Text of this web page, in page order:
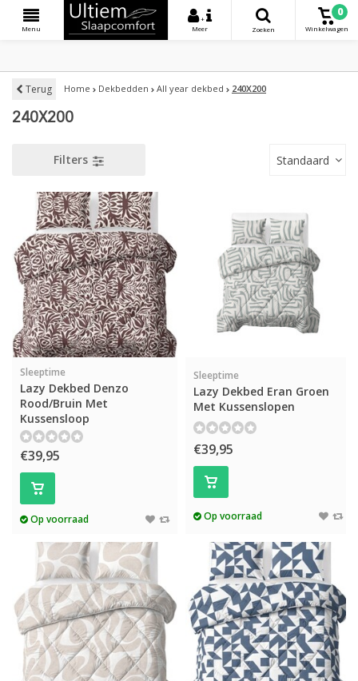
Menu
+
Meer
Zoeken
0
Winkelwagen
Terug Home Dekbedden All year dekbed 240X200
240X200
Filters Standaard
Sleeptime
Lazy Dekbed Denzo
Rood/Bruin Met
Kussensloop
€39,95
Op voorraad
Sleeptime
Lazy Dekbed Eran Groen
Met Kussenslopen
€39,95
Op voorraad